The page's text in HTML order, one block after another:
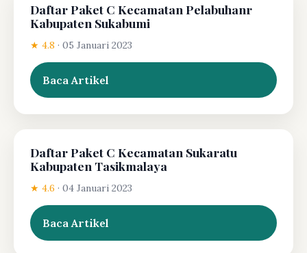
Daftar Paket C Kecamatan Pelabuhanr
Kabupaten Sukabumi
★ 4.8 · 05 Januari 2023
Baca Artikel
Daftar Paket C Kecamatan Sukaratu
Kabupaten Tasikmalaya
★ 4.6 · 04 Januari 2023
Baca Artikel